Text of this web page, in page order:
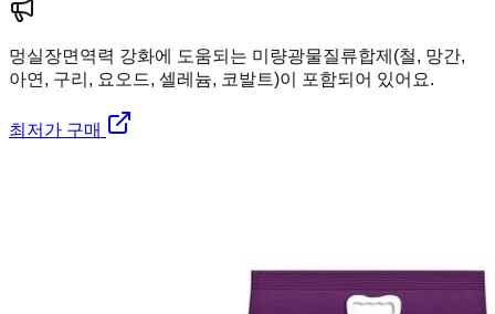
멍실장면역력 강화에 도움되는 미량광물질류합제(철, 망간,
아연, 구리, 요오드, 셀레늄, 코발트)이 포함되어 있어요.
최저가 구매